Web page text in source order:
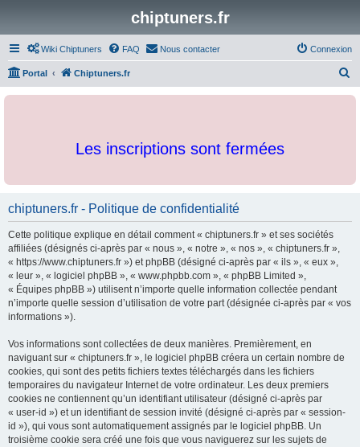
chiptuners.fr
Wiki Chiptuners FAQ Nous contacter Connexion
Portal Chiptuners.fr
c
Les inscriptions sont fermées
chiptuners.fr - Politique de confidentialité
Cette politique explique en détail comment « chiptuners.fr » et ses sociétés
affiliées (désignés ci-après par « nous », « notre », « nos », « chiptuners.fr »,
« https://www.chiptuners.fr ») et phpBB (désigné ci-après par « ils », « eux »,
« leur », « logiciel phpBB », « www.phpbb.com », « phpBB Limited »,
« Équipes phpBB ») utilisent n’importe quelle information collectée pendant
n’importe quelle session d’utilisation de votre part (désignée ci-après par « vos
informations »).
Vos informations sont collectées de deux manières. Premièrement, en
naviguant sur « chiptuners.fr », le logiciel phpBB créera un certain nombre de
cookies, qui sont des petits fichiers textes téléchargés dans les fichiers
temporaires du navigateur Internet de votre ordinateur. Les deux premiers
cookies ne contiennent qu’un identifiant utilisateur (désigné ci-après par
« user-id ») et un identifiant de session invité (désigné ci-après par « session-
id »), qui vous sont automatiquement assignés par le logiciel phpBB. Un
troisième cookie sera créé une fois que vous naviguerez sur les sujets de